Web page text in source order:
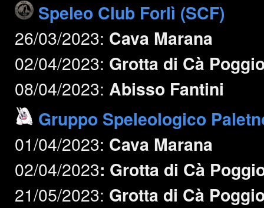
Speleo Club Forlì (SCF)
26/03/2023: Cava Marana
02/04/2023: Grotta di Cà
08/04/2023: Abisso Fantini
Gruppo Speleologico
01/04/2023: Cava Marana
02/04/2023: Grotta di Cà
21/05/2023: Grotta di Cà